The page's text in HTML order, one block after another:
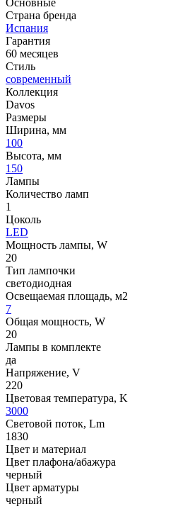
Страна бренда
Испания
Гарантия
60 месяцев
Стиль
современный
Коллекция
Davos
Размеры
Ширина, мм
100
Высота, мм
150
Лампы
Количество ламп
1
Цоколь
LED
Мощность лампы, W
20
Тип лампочки
светодиодная
Освещаемая площадь, м2
7
Общая мощность, W
20
Лампы в комплекте
да
Напряжение, V
220
Цветовая температура, K
3000
Световой поток, Lm
1830
Цвет и материал
Цвет плафона/абажура
черный
Цвет арматуры
черный